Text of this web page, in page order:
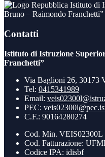
Istituto di
Bruno – Raimondo Franchetti”
Contatti
Istituto di Istruzione
Franchetti”
Via Baglioni 26, 30173
Tel: 0415341989
Email:
PEC:
C.F.: 90164280274
Cod. Min. VEIS02300L
Cod. Fatturazione:
Codice IPA: idisbf